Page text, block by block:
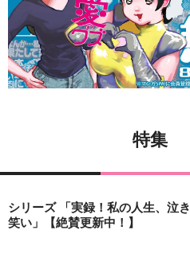
特集
シリーズ 「実録！私の人生、泣き
笑い」【絶賛更新中！】